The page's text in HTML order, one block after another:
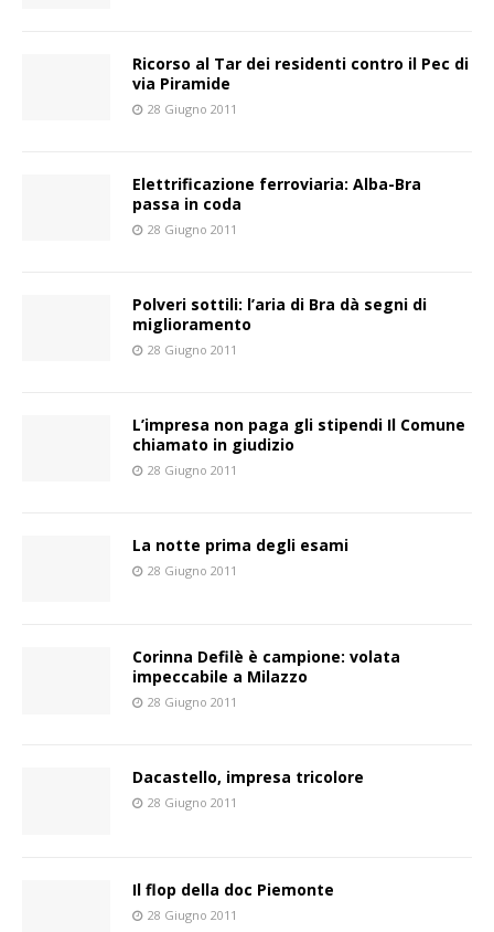
Ricorso al Tar dei residenti contro il Pec di
via Piramide
28 Giugno 2011
Elettrificazione ferroviaria: Alba-Bra
passa in coda
28 Giugno 2011
Polveri sottili: l’aria di Bra dà segni di
miglioramento
28 Giugno 2011
L’impresa non paga gli stipendi Il Comune
chiamato in giudizio
28 Giugno 2011
La notte prima degli esami
28 Giugno 2011
Corinna Defilè è campione: volata
impeccabile a Milazzo
28 Giugno 2011
Dacastello, impresa tricolore
28 Giugno 2011
Il flop della doc Piemonte
28 Giugno 2011